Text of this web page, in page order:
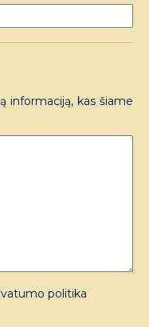
informaciją, kas šiame
politika